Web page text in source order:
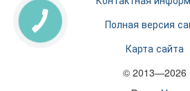
Полная версия
Карта сайта
© 2013—2026